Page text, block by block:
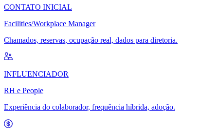
CONTATO INICIAL
Facilities/Workplace Manager
Chamados, reservas, ocupação real, dados para diretoria.
INFLUENCIADOR
RH e People
Experiência do colaborador, frequência híbrida, adoção.